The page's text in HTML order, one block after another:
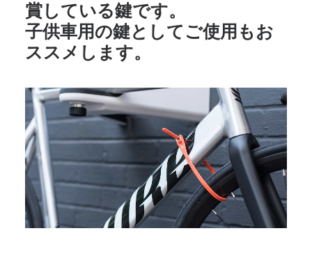
賞している鍵です。
子供車用の鍵としてご使用もお
ススメします。